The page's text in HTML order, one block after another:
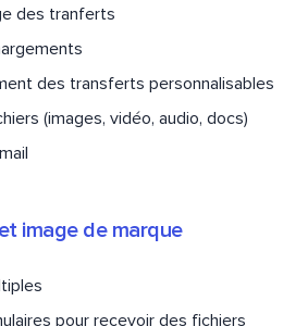
des tranferts
des transferts personnalisables
(images, vidéo, audio, docs)
image de marque
pour recevoir des fichiers